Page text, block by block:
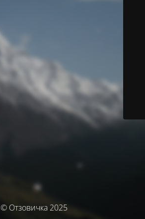
© Отзовичка 2025